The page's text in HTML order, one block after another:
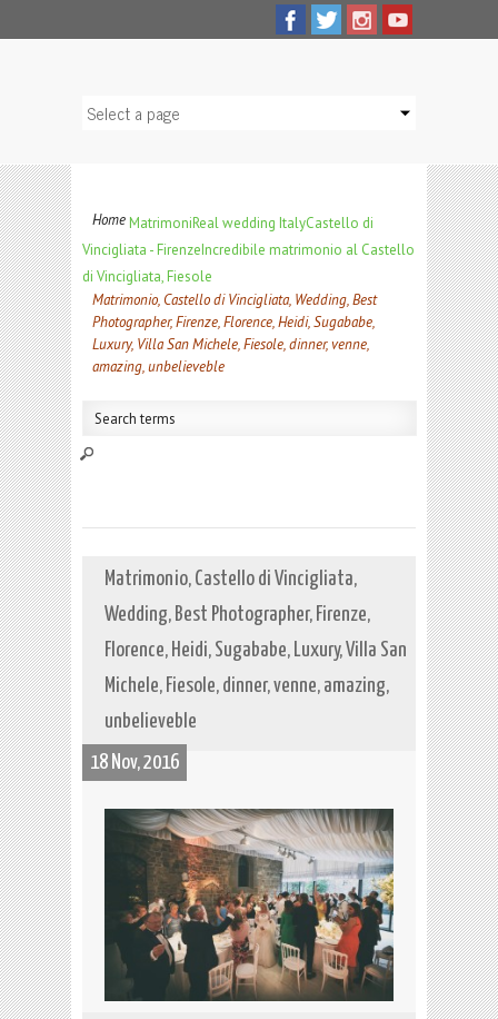
HomeMatrimoniReal wedding ItalyCastello di
Vincigliata - FirenzeIncredibile matrimonio al Castello
di Vincigliata, Fiesole
Matrimonio, Castello di Vincigliata, Wedding, Best
Photographer, Firenze, Florence, Heidi, Sugababe,
Luxury, Villa San Michele, Fiesole, dinner, venne,
amazing, unbelieveble
Matrimonio, Castello di Vincigliata,
Wedding, Best Photographer, Firenze,
Florence, Heidi, Sugababe, Luxury, Villa San
Michele, Fiesole, dinner, venne, amazing,
unbelieveble
18 Nov, 2016